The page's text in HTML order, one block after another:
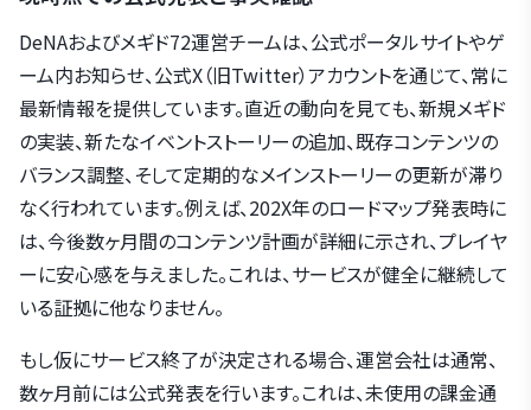
DeNAおよびメギド72運営チームは、公式ポータルサイトやゲ
ーム内お知らせ、公式X（旧Twitter）アカウントを通じて、常に
最新情報を提供しています。直近の動向を見ても、新規メギド
の実装、新たなイベントストーリーの追加、既存コンテンツの
バランス調整、そして定期的なメインストーリーの更新が滞り
なく行われています。例えば、202X年のロードマップ発表時に
は、今後数ヶ月間のコンテンツ計画が詳細に示され、プレイヤ
ーに安心感を与えました。これは、サービスが健全に継続して
いる証拠に他なりません。
もし仮にサービス終了が決定される場合、運営会社は通常、
数ヶ月前には公式発表を行います。これは、未使用の課金通